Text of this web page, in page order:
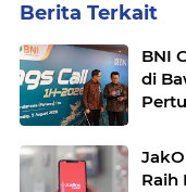
Berita Terkait
BNI
di
Raih